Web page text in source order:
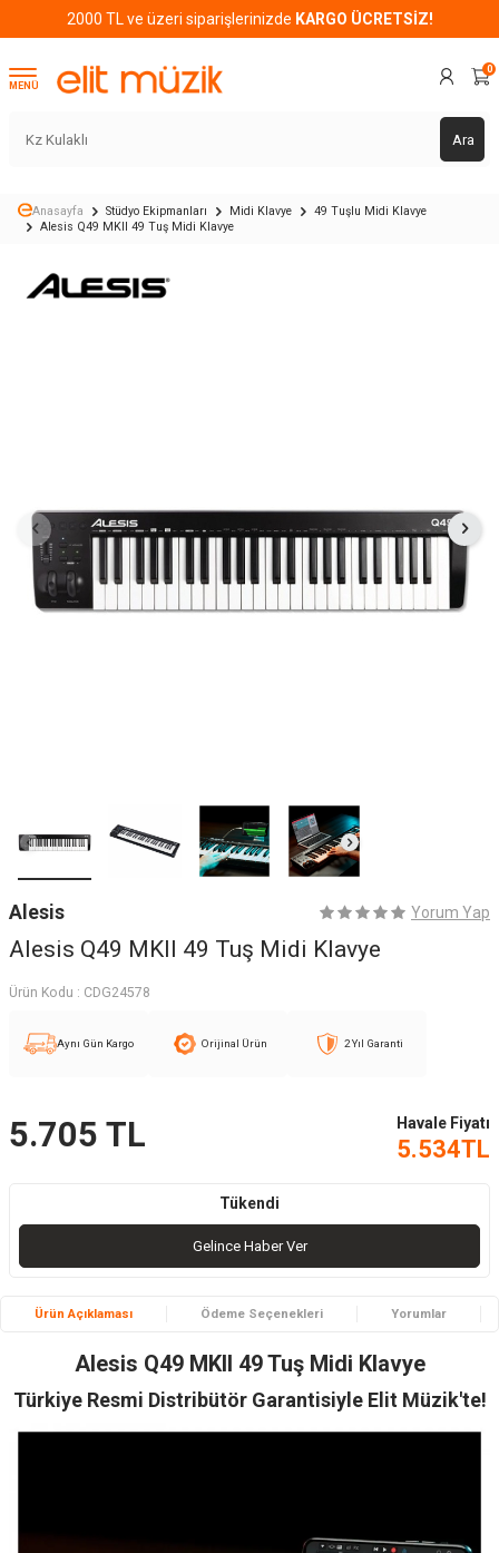
2000 TL ve üzeri siparişlerinizde KARGO ÜCRETSİZ!
MENÜ
Ara
0
Anasayfa Stüdyo Ekipmanları Midi Klavye
49 Tuşlu Midi Klavye
Alesis Q49 MKII 49 Tuş Midi Klavye
Alesis Yorum Yap
Alesis Q49 MKII 49 Tuş Midi Klavye
Ürün Kodu : CDG24578
Aynı Gün Kargo Orijinal Ürün 2 Yıl Garanti
5.705 TL Havale Fiyatı
5.534TL
Tükendi
Gelince Haber Ver
Ürün Açıklaması Ödeme Seçenekleri Yorumlar
Alesis Q49 MKII 49 Tuş Midi Klavye
Türkiye Resmi Distribütör Garantisiyle Elit Müzik'te!